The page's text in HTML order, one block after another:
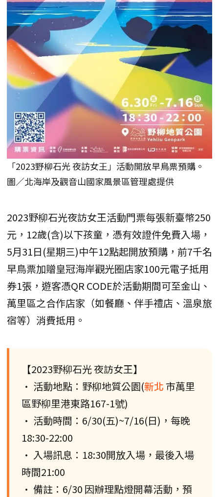
「2023野柳石光 夜訪女王」活動開放早鳥票預購。
圖／北海岸及觀音山國家風景區管理處提供
2023野柳石光夜訪女王活動門票每張新臺幣250
元，12歲(含)以下孩童，憑有效證件免費入場，
5月31日(星期三)中午12點起開放預購，前7千名
早鳥票加贈皇冠海岸觀光圈店家100元電子抵用
券1張，遊客憑QR CODE於活動期間可至金山、
萬里區之合作店家（如餐廳、伴手禮店、溫泉旅
宿等）消費抵用。
【2023野柳石光 夜訪女王】
• 活動地點：野柳地質公園(新北市萬里
區野柳里港東路167-1號)
• 活動時間：6/30(五)~7/16(日)，每晚
18:30-22:00
• 入場訊息：18:30開放入場，最後入場
時間21:00
• 備註：6/30 因辦理點燈開幕活動，預